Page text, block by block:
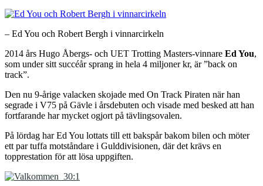
– Ed You och Robert Bergh i vinnarcirkeln
2014 års Hugo Åbergs- och UET Trotting Masters-vinnare Ed You,
som under sitt succéår sprang in hela 4 miljoner kr, är ”back on
track”.
Den nu 9-årige valacken skojade med On Track Piraten när han
segrade i V75 på Gävle i årsdebuten och visade med besked att han
fortfarande har mycket ogjort på tävlingsovalen.
På lördag har Ed You lottats till ett bakspår bakom bilen och möter
ett par tuffa motståndare i Gulddivisionen, där det krävs en
topprestation för att lösa uppgiften.